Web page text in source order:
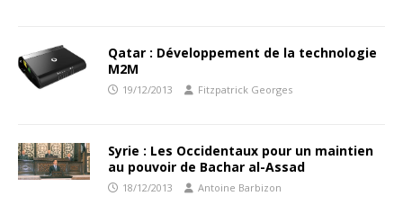
Qatar : Développement de la technologie
M2M
19/12/2013 Fitzpatrick Georges
Syrie : Les Occidentaux pour un maintien
au pouvoir de Bachar al-Assad
18/12/2013 Antoine Barbizon